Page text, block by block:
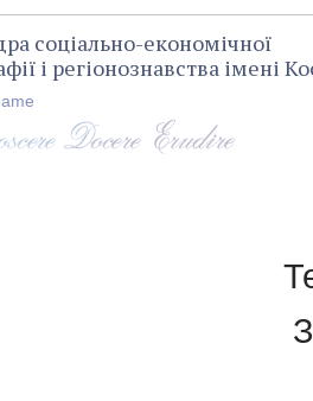
соціально-економічної
і регіонознавства імені